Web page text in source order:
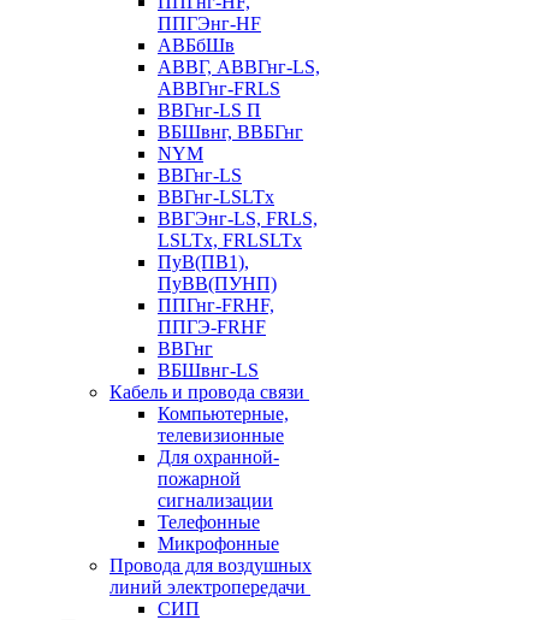
ППГЭнг-HF
АВБбШв
АВВГ, АВВГнг-LS,
АВВГнг-FRLS
ВВГнг-LS П
ВБШвнг, ВВБГнг
NYM
ВВГнг-LS
ВВГнг-LSLTx
ВВГЭнг-LS, FRLS,
LSLTx, FRLSLTx
ПуВ(ПВ1),
ПуВВ(ПУНП)
ППГнг-FRHF,
ППГЭ-FRHF
ВВГнг
ВБШвнг-LS
Кабель и провода связи
Компьютерные,
телевизионные
Для охранной-
пожарной
сигнализации
Телефонные
Микрофонные
Провода для воздушных
линий электропередачи
СИП